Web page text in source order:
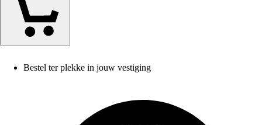
Bestel ter plekke in jouw vestiging